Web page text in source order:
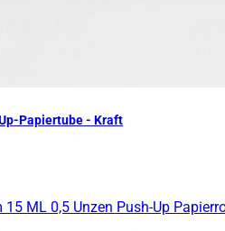
Papiertube - Kraft